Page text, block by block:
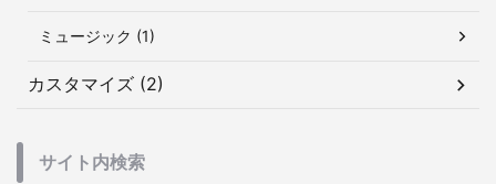
ミュージック (1)
カスタマイズ (2)
サイト内検索